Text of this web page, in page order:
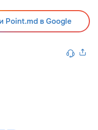
Point.md в Google